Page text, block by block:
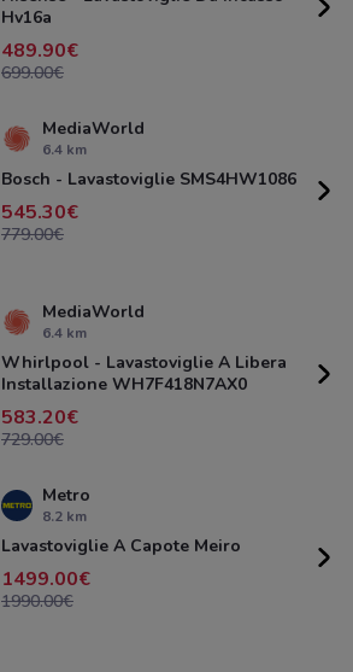
Hv16a
489.90
699.00
MediaWorld
6.4 km
Bosch - Lavastoviglie SMS4HW1086
545.30
779.00
MediaWorld
6.4 km
Whirlpool - Lavastoviglie A Libera
Installazione WH7F418N7AX0
583.20
729.00
Metro
8.2 km
Lavastoviglie A Capote Meiro
1499.00
1990.00